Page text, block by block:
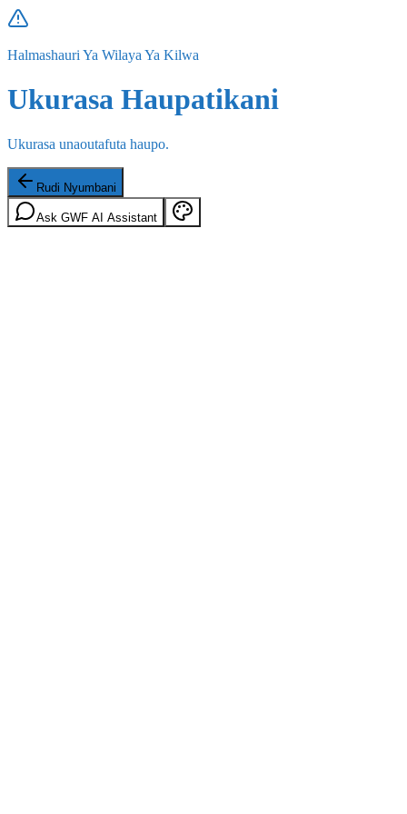
Halmashauri Ya Wilaya Ya Kilwa
Ukurasa Haupatikani
Ukurasa unaoutafuta haupo.
Rudi Nyumbani
Ask GWF AI Assistant